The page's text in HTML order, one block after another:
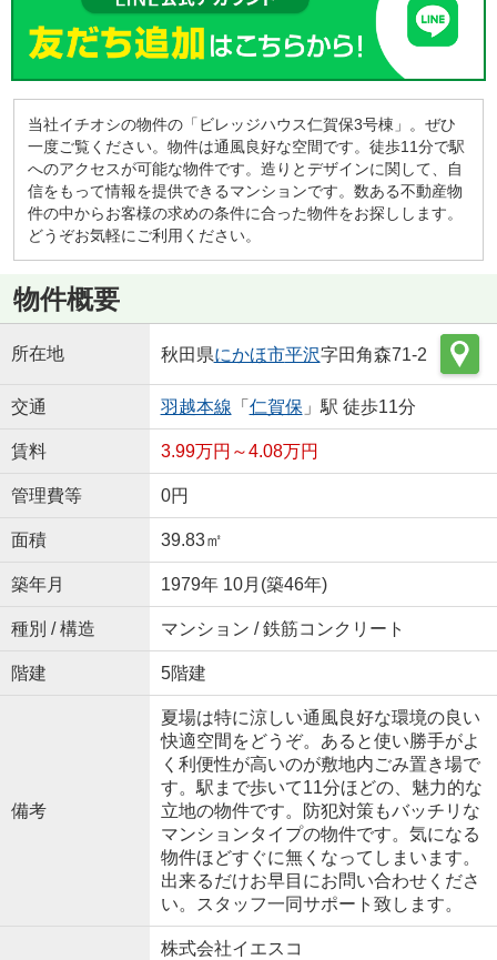
当社イチオシの物件の「ビレッジハウス仁賀保3号棟」。ぜひ
一度ご覧ください。物件は通風良好な空間です。徒歩11分で駅
へのアクセスが可能な物件です。造りとデザインに関して、自
信をもって情報を提供できるマンションです。数ある不動産物
件の中からお客様の求めの条件に合った物件をお探しします。
どうぞお気軽にご利用ください。
物件概要
所在地 秋田県にかほ市平沢字田角森71-2
交通 羽越本線 「 仁賀保」駅 徒歩11分
賃料 3.99万円～4.08万円
管理費等 0円
面積 39.83㎡
築年月 1979年 10月(築46年)
種別 / 構造 マンション / 鉄筋コンクリート
階建 5階建
備考
夏場は特に涼しい通風良好な環境の良い
快適空間をどうぞ。あると使い勝手がよ
く利便性が高いのが敷地内ごみ置き場で
す。駅まで歩いて11分ほどの、魅力的な
立地の物件です。防犯対策もバッチリな
マンションタイプの物件です。気になる
物件ほどすぐに無くなってしまいます。
出来るだけお早目にお問い合わせくださ
い。スタッフ一同サポート致します。
株式会社イエスコ